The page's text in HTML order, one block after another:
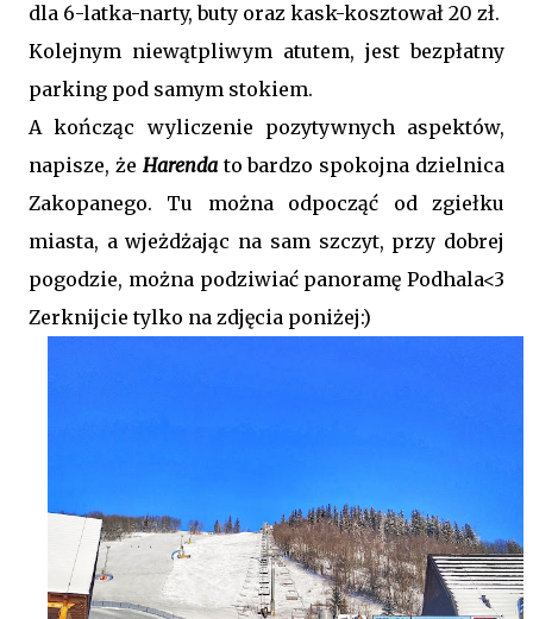
dla 6-latka-narty, buty oraz kask-kosztował 20 zł.
Kolejnym niewątpliwym atutem, jest bezpłatny
parking pod samym stokiem.
A kończąc wyliczenie pozytywnych aspektów,
napisze, że Harendato bardzo spokojna dzielnica
Zakopanego. Tu można odpocząć od zgiełku
miasta, a wjeżdżając na sam szczyt, przy dobrej
pogodzie, można podziwiać panoramę Podhala<3
Zerknijcie tylko na zdjęcia poniżej:)